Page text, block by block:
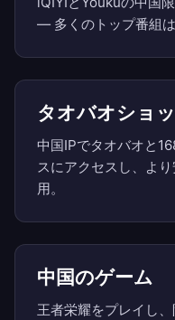
— 多くのトップ番組は
タオバオショ
中国IPでタオバオと
スにアクセスし、よ
用。
中国のゲーム
王者栄耀をプレイし